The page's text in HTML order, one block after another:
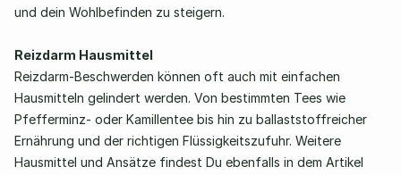
und dein Wohlbefinden zu steigern.
Reizdarm Hausmittel
Reizdarm-Beschwerden können oft auch mit einfachen
Hausmitteln gelindert werden. Von bestimmten Tees wie
Pfefferminz- oder Kamillentee bis hin zu ballaststoffreicher
Ernährung und der richtigen Flüssigkeitszufuhr. Weitere
Hausmittel und Ansätze findest Du ebenfalls in dem Artikel